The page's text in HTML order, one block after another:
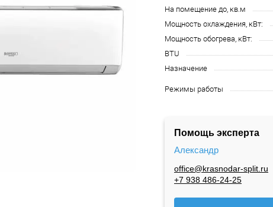
На помещение до, кв.м
Мощность охлаждения, кВт:
Мощность обогрева, кВт:
BTU
Назначение
Режимы работы
Помощь эксперта
Александр
office@krasnodar-split.ru
+7 938 486-24-25